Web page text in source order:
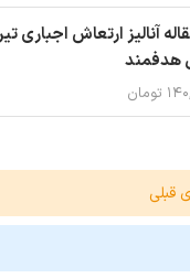
آنالیز ارتعاش اجباری
هدفمند
قبلی